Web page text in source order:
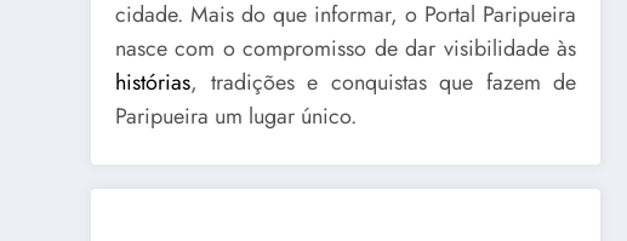
cidade. Mais do que informar, o Portal Paripueira
nasce com o compromisso de dar visibilidade às
histórias, tradições e conquistas que fazem de
Paripueira um lugar único.